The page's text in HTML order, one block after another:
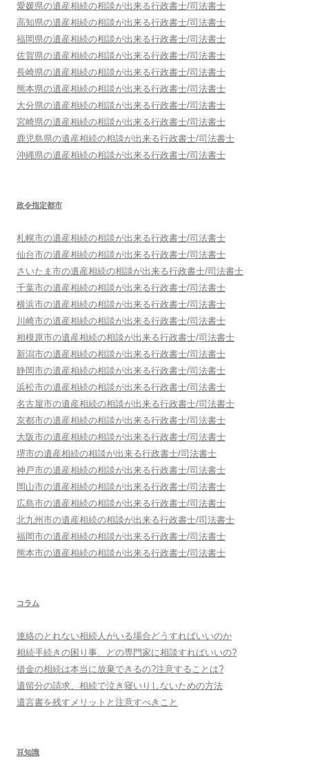
愛媛県の遺産相続の相談が出来る行政書士/司法書士
高知県の遺産相続の相談が出来る行政書士/司法書士
福岡県の遺産相続の相談が出来る行政書士/司法書士
佐賀県の遺産相続の相談が出来る行政書士/司法書士
長崎県の遺産相続の相談が出来る行政書士/司法書士
熊本県の遺産相続の相談が出来る行政書士/司法書士
大分県の遺産相続の相談が出来る行政書士/司法書士
宮崎県の遺産相続の相談が出来る行政書士/司法書士
鹿児島県の遺産相続の相談が出来る行政書士/司法書士
沖縄県の遺産相続の相談が出来る行政書士/司法書士
政令指定都市
札幌市の遺産相続の相談が出来る行政書士/司法書士
仙台市の遺産相続の相談が出来る行政書士/司法書士
さいたま市の遺産相続の相談が出来る行政書士/司法書士
千葉市の遺産相続の相談が出来る行政書士/司法書士
横浜市の遺産相続の相談が出来る行政書士/司法書士
川崎市の遺産相続の相談が出来る行政書士/司法書士
相模原市の遺産相続の相談が出来る行政書士/司法書士
新潟市の遺産相続の相談が出来る行政書士/司法書士
静岡市の遺産相続の相談が出来る行政書士/司法書士
浜松市の遺産相続の相談が出来る行政書士/司法書士
名古屋市の遺産相続の相談が出来る行政書士/司法書士
京都市の遺産相続の相談が出来る行政書士/司法書士
大阪市の遺産相続の相談が出来る行政書士/司法書士
堺市の遺産相続の相談が出来る行政書士/司法書士
神戸市の遺産相続の相談が出来る行政書士/司法書士
岡山市の遺産相続の相談が出来る行政書士/司法書士
広島市の遺産相続の相談が出来る行政書士/司法書士
北九州市の遺産相続の相談が出来る行政書士/司法書士
福岡市の遺産相続の相談が出来る行政書士/司法書士
熊本市の遺産相続の相談が出来る行政書士/司法書士
コラム
連絡のとれない相続人がいる場合どうすればいいのか
相続手続きの困り事、どの専門家に相談すればいいの?
借金の相続は本当に放棄できるの?注意することは?
遺留分の請求、相続で泣き寝いりしないための方法
遺言書を残すメリットと注意すべきこと
豆知識